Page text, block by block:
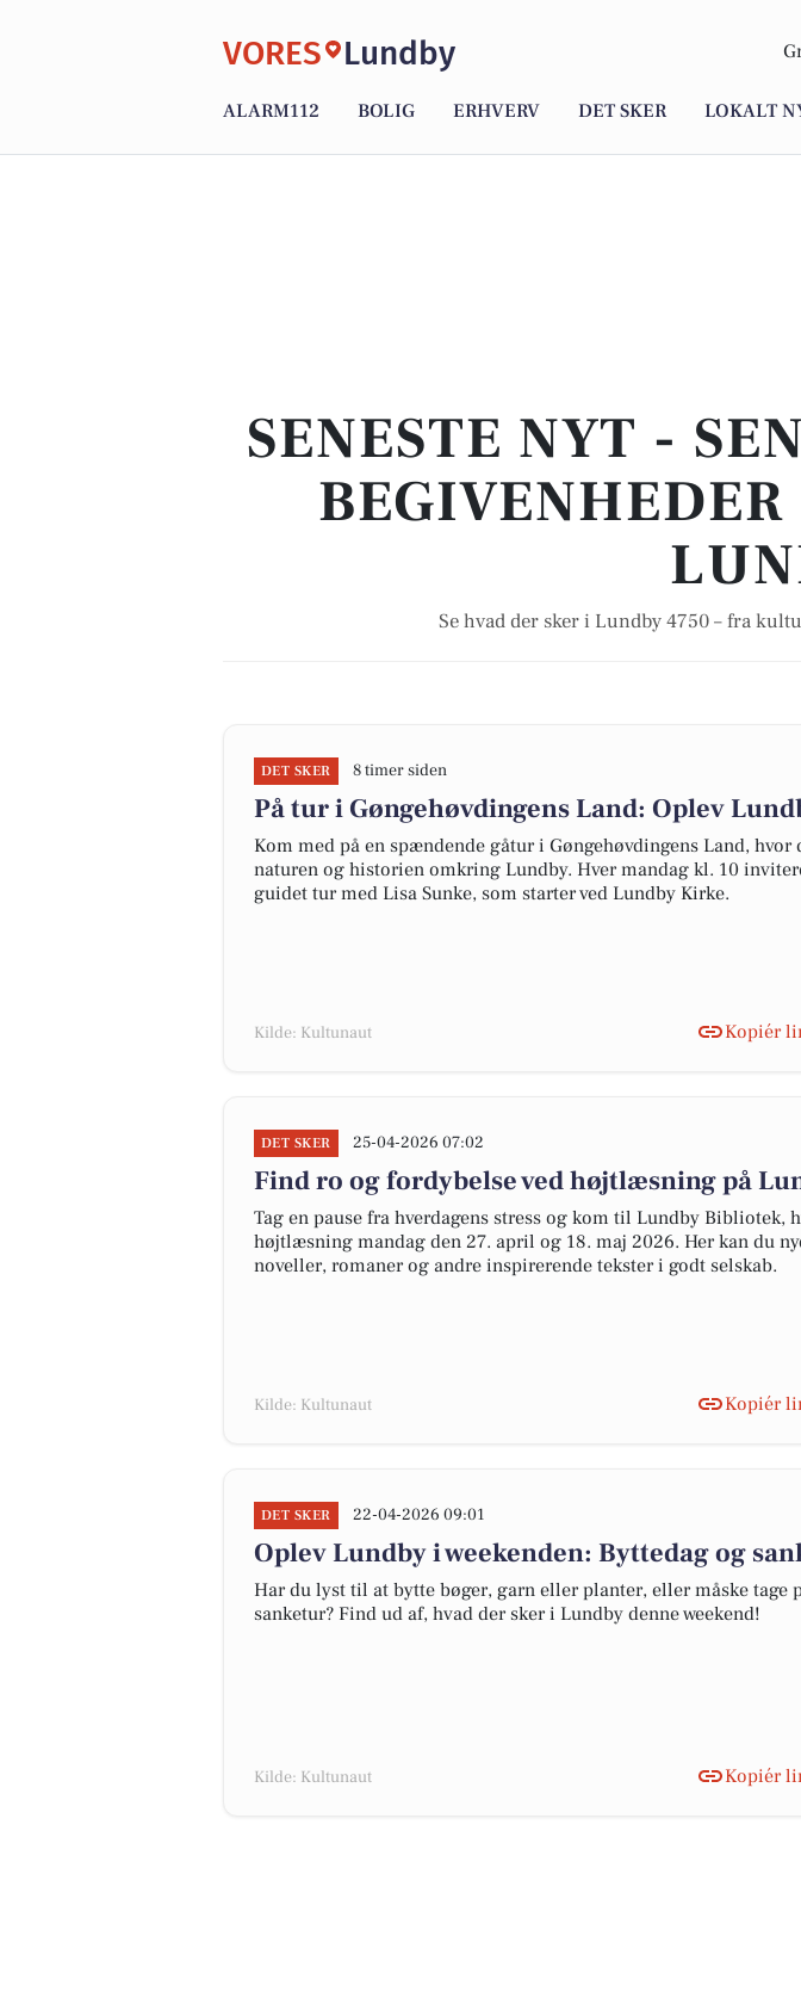
VORES Lundby
ALARM112 BOLIG ERHVERV DET SKER LOKALT
SENESTE NYT -
Se hvad der sker i Lundby 4750 – fra
DET SKER 8 timer siden
På tur i Gøngehøvdingens Land: Oplev
Kom med på en spændende gåtur i Gøngehøvdingens Land, hvor
naturen og historien omkring Lundby. Hver mandag kl. 10
guidet tur med Lisa Sunke, som starter ved Lundby Kirke.
Kilde: Kultunaut Kopiér
DET SKER 25-04-2026 07:02
Find ro og fordybelse ved højtlæsning på
Tag en pause fra hverdagens stress og kom til Lundby Bibliotek,
højtlæsning mandag den 27. april og 18. maj 2026. Her kan du
noveller, romaner og andre inspirerende tekster i godt selskab.
Kilde: Kultunaut Kopiér
DET SKER 22-04-2026 09:01
Oplev Lundby i weekenden: Byttedag og
Har du lyst til at bytte bøger, garn eller planter, eller måske tage
sanketur? Find ud af, hvad der sker i Lundby denne weekend!
Kilde: Kultunaut Kopiér